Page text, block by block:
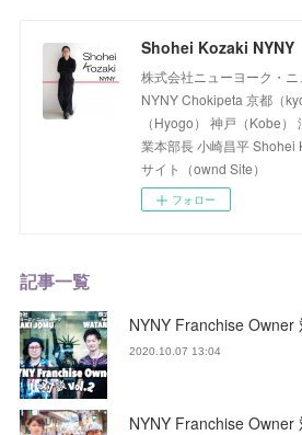
Shohei Kozaki NYNY
株式会社ニューヨーク・
NYNY Chokipeta 京都（
（Hyogo） 神戸（Kobe
業本部長 小崎昌平 Shohei
サイト（ownd Site）
フォロー
記事一覧
NYNY Franchise Owner
2020.10.07 13:04
NYNY Franchise Owner